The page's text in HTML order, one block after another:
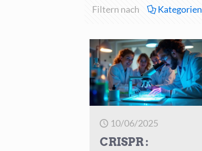
Filtern nach Kategorien
10/06/2025
CRISPR :